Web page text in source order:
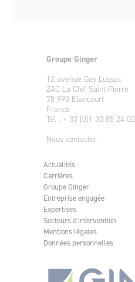
Groupe Ginger
12 avenue Gay Lussac
ZAC La Clef Saint-Pierre
78 990 Elancourt
France
Tél : + 33 (0)1 30 85 24 00
Nous contacter
Actualités
Carrières
Groupe Ginger
Entreprise engagée
Expertises
Secteurs d'intervention
Mentions légales
Données personnelles